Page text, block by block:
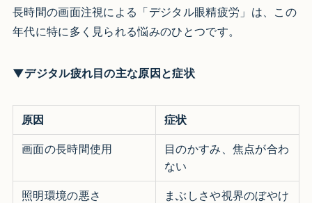
長時間の画面注視による「デジタル眼精疲労」は、この
年代に特に多く見られる悩みのひとつです。
▼デジタル疲れ目の主な原因と症状
原因 症状
画面の長時間使用
目のかすみ、焦点が合わ
ない
照明環境の悪さ まぶしさや視界のぼやけ